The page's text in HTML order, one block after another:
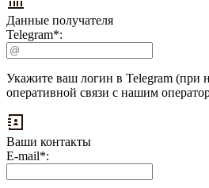
Данные получателя
Telegram*:
Укажите ваш логин в Telegram (при
оперативной связи с нашим
Ваши контакты
Выплаты
доп.
E-mail*: